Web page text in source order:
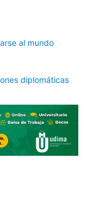
al mundo
diplomáticas